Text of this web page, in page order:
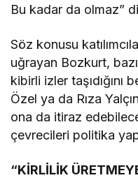
Bu kadar da olmaz”
Söz konusu
uğrayan Bozkurt,
kibirli izler taşıdığını
Özel ya da Rıza
ona da itiraz
çevrecileri politika
“KİRLİLİK